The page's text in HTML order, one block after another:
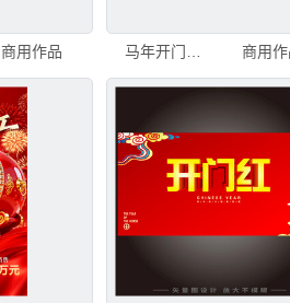
商用作品 商用作